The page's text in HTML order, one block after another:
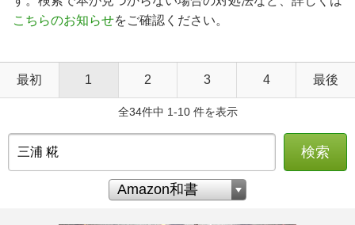
こちらのお知らせをご確認ください。
最初 1 2 3 4 最後
全34件中 1-10 件を表示
検索